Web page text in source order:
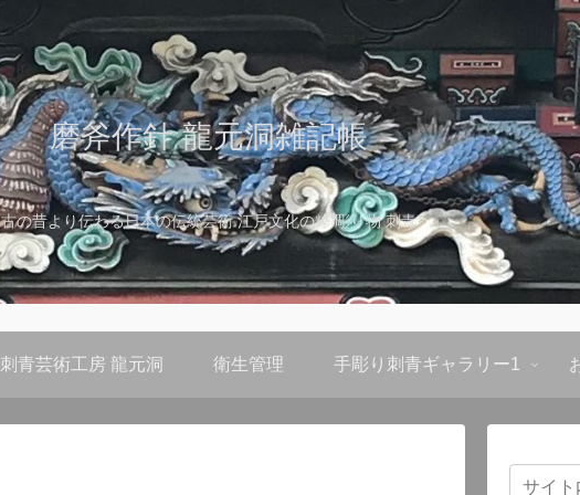
磨斧作針 龍元洞雑記帳
古の昔より伝わる日本の伝統芸術 江戸文化の粋 彫り物 刺青
刺青芸術工房 龍元洞 衛生管理 手彫り刺青ギャラリー1